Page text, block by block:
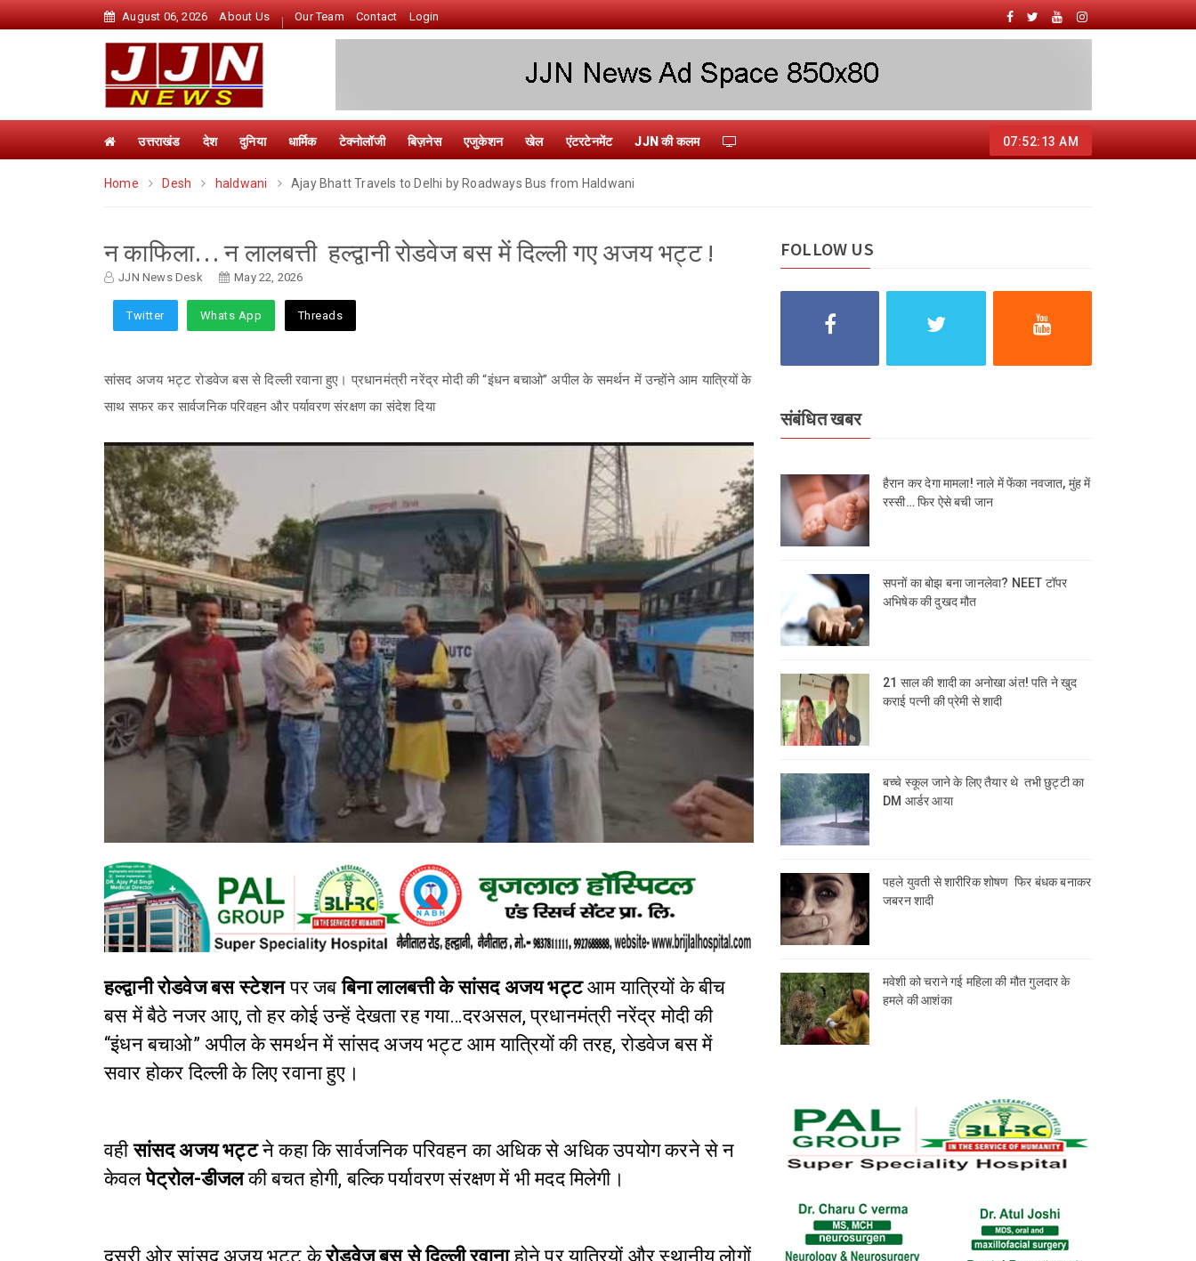
August 06, 2026 About Us Our Team Contact Login
उत्तराखंड देश दुनिया धार्मिक टेक्नोलॉजी बिज़नेस एजुकेशन खेल एंटरटेनमेंट JJN की कलम 07:52:14 AM
Home Desh haldwani Ajay Bhatt Travels to Delhi by Roadways Bus from Haldwani
न काफिला… न लालबत्ती हल्द्वानी रोडवेज बस में दिल्ली गए अजय भट्ट !
JJN News Desk May 22, 2026
Twitter Whats App Threads
सांसद अजय भट्ट रोडवेज बस से दिल्ली रवाना हुए। प्रधानमंत्री नरेंद्र मोदी की “इंधन बचाओ” अपील के समर्थन में उन्होंने आम यात्रियों के
साथ सफर कर सार्वजनिक परिवहन और पर्यावरण संरक्षण का संदेश दिया
हल्द्वानी रोडवेज बस स्टेशनपर जबबिना लालबत्ती के सांसद अजय भट्टआम यात्रियों के बीच
बस में बैठे नजर आए, तो हर कोई उन्हें देखता रह गया…दरअसल, प्रधानमंत्री नरेंद्र मोदी की
“इंधन बचाओ” अपील के समर्थन में सांसद अजय भट्ट आम यात्रियों की तरह, रोडवेज बस में
सवार होकर दिल्ली के लिए रवाना हुए।
वहीसांसद अजय भट्टने कहा कि सार्वजनिक परिवहन का अधिक से अधिक उपयोग करने से न
केवलपेट्रोल-डीजलकी बचत होगी, बल्कि पर्यावरण संरक्षण में भी मदद मिलेगी।
दूसरी ओर सांसद अजय भट्ट केरोडवेज बस से दिल्ली रवानाहोने पर यात्रियों और स्थानीय लोगों
FOLLOW US
संबंधित खबर
हैरान कर देगा मामला! नाले में फेंका नवजात, मुंह में
रस्सी… फिर ऐसे बची जान
सपनों का बोझ बना जानलेवा? NEET टॉपर
अभिषेक की दुखद मौत
21 साल की शादी का अनोखा अंत! पति ने खुद
कराई पत्नी की प्रेमी से शादी
बच्चे स्कूल जाने के लिए तैयार थे तभी छुट्टी का
DM आर्डर आया
पहले युवती से शारीरिक शोषण फिर बंधक बनाकर
जबरन शादी
मवेशी को चराने गई महिला की मौत गुलदार के
हमले की आशंका